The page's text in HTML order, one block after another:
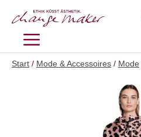
Inhalt
MENÜ
Start / Mode & Accessoires / Mode